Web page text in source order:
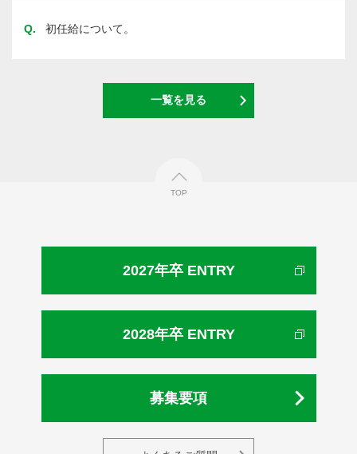
Q. 初任給について。
一覧を見る
TOP
2027年卒 ENTRY
2028年卒 ENTRY
募集要項